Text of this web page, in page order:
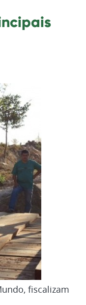
fiscalizam